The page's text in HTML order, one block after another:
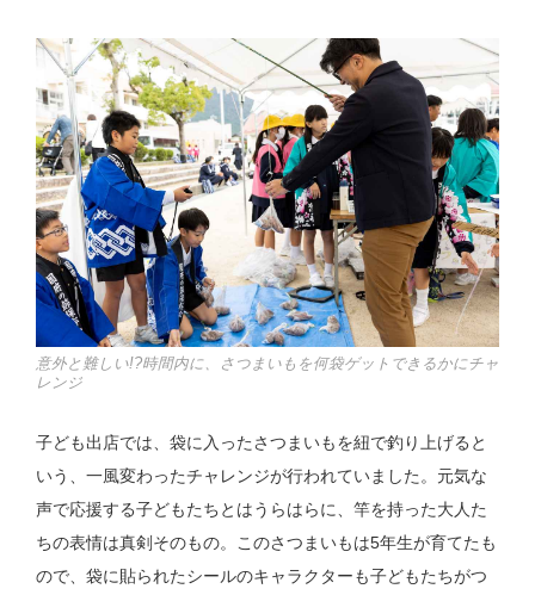
意外と難しい!?時間内に、さつまいもを何袋ゲットできるかにチャ
レンジ
子ども出店では、袋に入ったさつまいもを紐で釣り上げると
いう、一風変わったチャレンジが行われていました。元気な
声で応援する子どもたちとはうらはらに、竿を持った大人た
ちの表情は真剣そのもの。このさつまいもは5年生が育てたも
ので、袋に貼られたシールのキャラクターも子どもたちがつ